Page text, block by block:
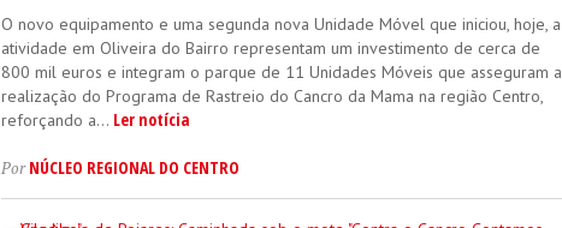
O novo equipamento e uma segunda nova Unidade Móvel que iniciou, hoje, a
atividade em Oliveira do Bairro representam um investimento de cerca de
800 mil euros e integram o parque de 11 Unidades Móveis que asseguram a
realização do Programa de Rastreio do Cancro da Mama na região Centro,
reforçando a... Ler notícia
PorNÚCLEO REGIONAL DO CENTRO